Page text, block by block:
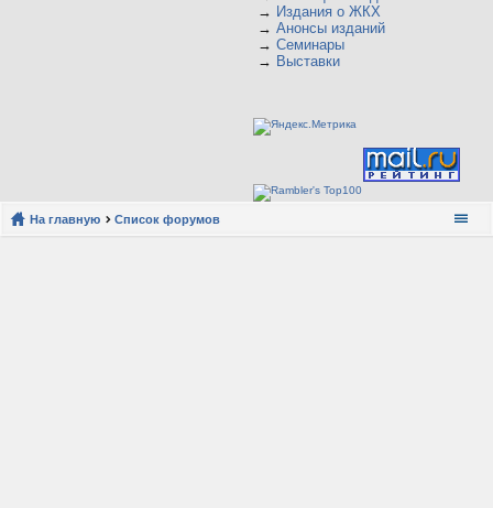
→ Издания о ЖКХ
→ Анонсы изданий
→ Семинары
→ Выставки
На главную Список форумов